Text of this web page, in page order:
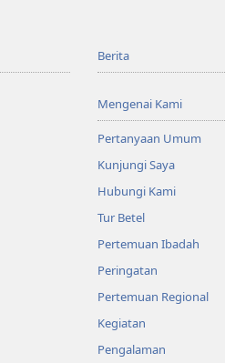
Berita
Mengenai Kami
Pertanyaan Umum
Kunjungi Saya
Hubungi Kami
Tur Betel
Pertemuan Ibadah
Peringatan
Pertemuan Regional
Kegiatan
Pengalaman